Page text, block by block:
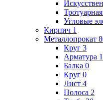
Угловые
Кирпич 1
Металлопрокат
Круг 3
Арматура
Балка 0
Круг 0
Лист 4
Полоса 2